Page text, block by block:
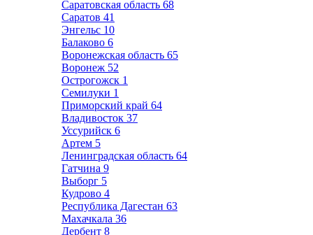
Саратовская область 68
Саратов 41
Энгельс 10
Балаково 6
Воронежская область 65
Воронеж 52
Острогожск 1
Семилуки 1
Приморский край 64
Владивосток 37
Уссурийск 6
Артем 5
Ленинградская область 64
Гатчина 9
Выборг 5
Кудрово 4
Республика Дагестан 63
Махачкала 36
Дербент 8